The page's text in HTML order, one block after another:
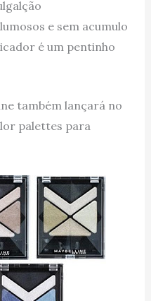
e sem acumulo
é um pentinho
também lançará no
palettes para